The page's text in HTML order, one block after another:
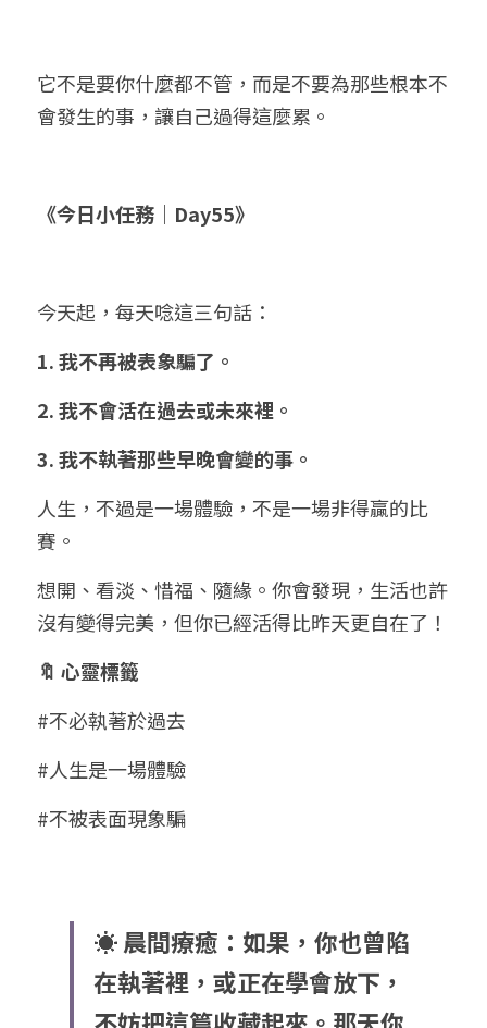
它不是要你什麼都不管，而是不要為那些根本不
會發生的事，讓自己過得這麼累。
《今日小任務｜Day55》
今天起，每天唸這三句話：
1. 我不再被表象騙了。
2. 我不會活在過去或未來裡。
3. 我不執著那些早晚會變的事。
人生，不過是一場體驗，不是一場非得贏的比
賽。
想開、看淡、惜福、隨緣。你會發現，生活也許
沒有變得完美，但你已經活得比昨天更自在了！
🔖 心靈標籤
#不必執著於過去
#人生是一場體驗
#不被表面現象騙
☀️ 晨間療癒：如果，你也曾陷
在執著裡，或正在學會放下，